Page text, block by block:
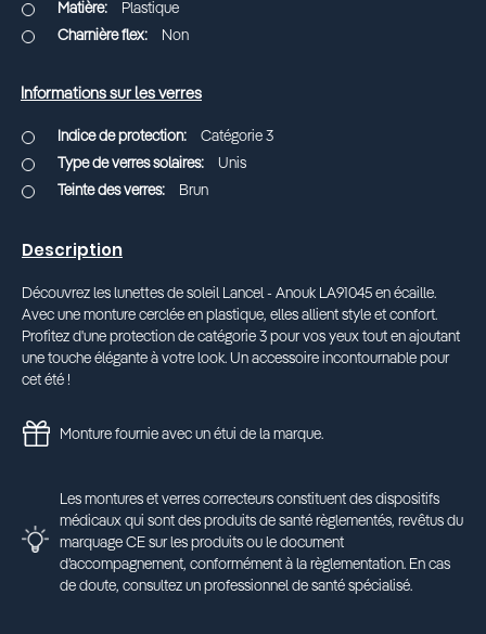
Plastique
Non
Informations sur les verres
Catégorie 3
Unis
Brun
Description
Découvrez les lunettes de soleil Lancel - Anouk LA91045 en écaille.
Avec une monture cerclée en plastique, elles allient style et confort.
Profitez d'une protection de catégorie 3 pour vos yeux tout en ajoutant
une touche élégante à votre look. Un accessoire incontournable pour
cet été !
Monture fournie avec un étui de la marque.
Les montures et verres correcteurs constituent des dispositifs
médicaux qui sont des produits de santé règlementés, revêtus du
marquage CE sur les produits ou le document
d’accompagnement, conformément à la règlementation. En cas
de doute, consultez un professionnel de santé spécialisé.